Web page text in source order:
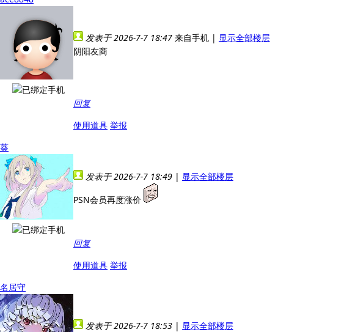
发表于 2026-7-7 18:47 来自手机 | 显示全部楼层
阴阳友商
回复
使用道具 举报
葵
发表于 2026-7-7 18:49 | 显示全部楼层
PSN会员再度涨价
回复
使用道具 举报
名居守
发表于 2026-7-7 18:53 | 显示全部楼层